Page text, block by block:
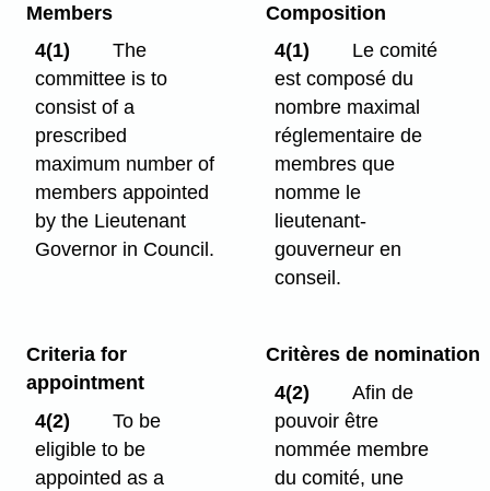
Members
4(1)
The
committee is to
consist of a
prescribed
maximum number of
members appointed
by the Lieutenant
Governor in Council.
Composition
4(1)
Le comité
est composé du
nombre maximal
réglementaire de
membres que
nomme le
lieutenant-
gouverneur en
conseil.
Criteria for
appointment
4(2)
To be
eligible to be
appointed as a
Critères de nomination
4(2)
Afin de
pouvoir être
nommée membre
du comité, une